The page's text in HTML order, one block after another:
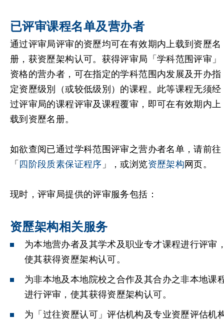
已评审课程名单及营办者
通过评审局评审的资歷均可在有效期内上载到资歷名
册，获资歷架构认可。获得评审局「学科范围评审」
资格的营办者，可在指定的学科范围内发展及开办指
定资歷级別（或较低级別）的课程。此等课程无须经
过评审局的课程评审及课程覆审，即可在有效期内上
载到资歷名册。
如欲查阅已通过学科范围评审之营办者名单，请前往
「 四阶段质素保证程序 」，或浏览资歷架构网页。
现时，评审局提供的评审服务包括：
资歷架构相关服务
为本地营办者及其学术及职业专才课程进行评审
使其获得资歷架构认可。
为非本地及本地院校之合作及其合办之非本地课
进行评审，使其获得资歷架构认可。
为「过往资歷认可」评估机构及专业资歷评估机